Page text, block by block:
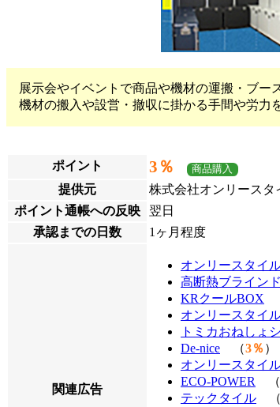
展示会やイベントで商品や機材の運搬・ブー
機材の搬入や設営・撤収に掛かる手間や労力
ポイント 3％ 商品購入
提供元
株式会社オンリースタ
ポイント通帳への反映
翌日
承認までの日数
1ヶ月程度
関連広告
オンリースタイ
高断熱ブライン
KRクールBOX
オンリースタイ
トミカおねしょ
De-nice （3％ ）
オンリースタイ
ECO-POWER
（
テックタイル （